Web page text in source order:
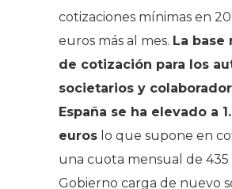
cotizaciones mínimas en
euros más al mes. La base
de cotización para los
societarios y
España se ha elevado a
euros lo que supone en
una cuota mensual de 435
Gobierno carga de nuevo